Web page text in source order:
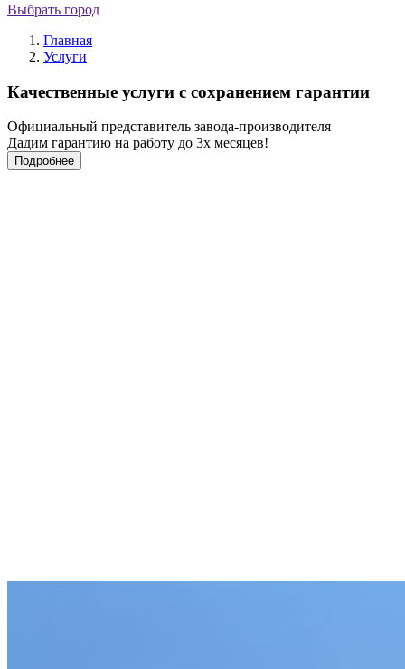
Выбрать город
Главная
Услуги
Качественные услуги с сохранением гарантии
Официальный представитель завода-производителя
Дадим гарантию на работу до 3х месяцев!
Подробнее